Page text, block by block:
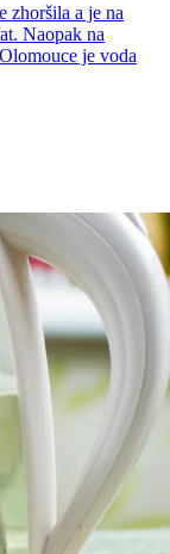
zhoršila a je na
Naopak na
je voda